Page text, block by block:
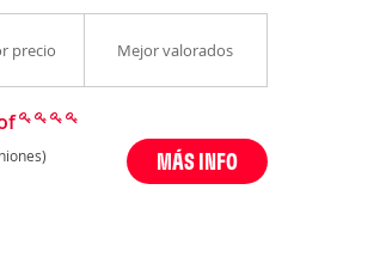
precio Mejor valorados
MÁS INFO